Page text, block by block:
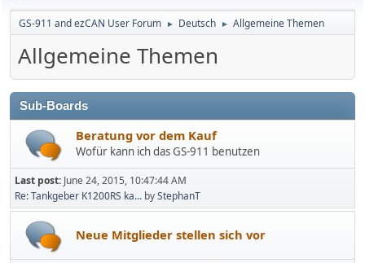
GS-911 and ezCAN User Forum ► Deutsch ► Allgemeine Themen
Allgemeine Themen
Sub-Boards
Beratung vor dem Kauf
Wofür kann ich das GS-911 benutzen
Last post: June 24, 2015, 10:47:44 AM
Re: Tankgeber K1200RS ka... byStephanT
Neue Mitglieder stellen sich vor